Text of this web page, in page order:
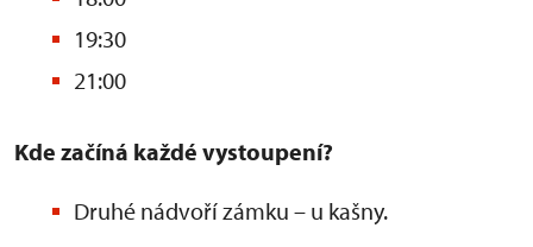
19:30
21:00
Kde začíná každé vystoupení?
Druhé nádvoří zámku – u kašny.